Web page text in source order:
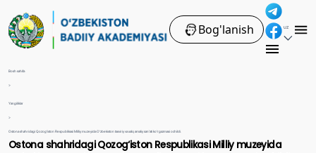
Bog'lanish UZ
Bosh sahifa
>
Yangiliklar
>
Ostona shahridagi Qozog‘iston Respublikasi Milliy muzeyida O‘zbekiston tasviriy va xalq amaliy sanʼati ko‘rgazmasi ochildi.
Ostona shahridagi Qozog‘iston Respublikasi Milliy muzeyida